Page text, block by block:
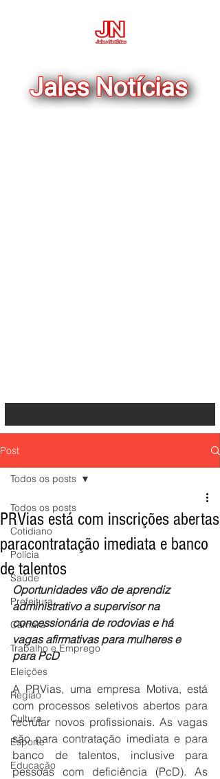
Post
Todos os posts
Cotidiano
Polícia
Saúde
Prefeitura
Câmara
Trabalho e Emprego
Eleições
Região
Cultura
Esporte
Educação
Todos os posts
PRVias está com inscrições abertas
paracontratação imediata e banco
de talentos
Oportunidades vão de aprendiz
administrativo a supervisor na
concessionária de rodovias e há
vagas afirmativas para mulheres e
para PcD
A PRVias, uma empresa Motiva, está
com processos seletivos abertos para
recrutar novos profissionais. As vagas
são para contratação imediata e para
banco de talentos, inclusive para
pessoas com deficiência (PcD). As